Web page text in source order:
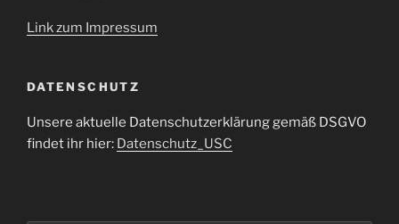
Link zum Impressum
DATENSCHUTZ
Unsere aktuelle Datenschutzerklärung gemäß DSGVO
findet ihr hier: Datenschutz_USC